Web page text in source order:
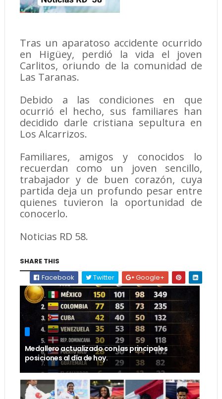
Tras un aparatoso accidente ocurrido
en Higüey, perdió la vida el joven
Carlitos, oriundo de la comunidad de
Las Taranas.
Debido a las condiciones en que
ocurrió el hecho, sus familiares han
decidido darle cristiana sepultura en
Los Alcarrizos.
Familiares, amigos y conocidos lo
recuerdan como un joven sencillo,
trabajador y de buen corazón, cuya
partida deja un profundo pesar entre
quienes tuvieron la oportunidad de
conocerlo.
Noticias RD 58.
SHARE THIS
Facebook
Twitter Google+
Medallero actualizado con las principales
posiciones al día de hoy.